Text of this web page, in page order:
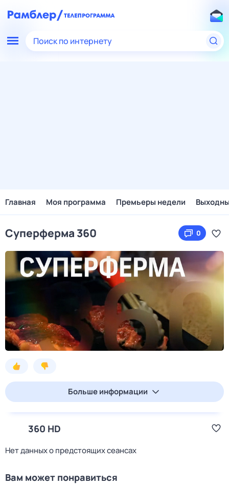
Поиск по интернету
Главная Моя программа Премьеры недели
Суперферма 360 0
Больше информации
360 HD
Нет данных о предстоящих сеансах
Вам может понравиться